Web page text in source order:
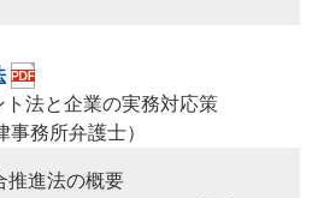
法と企業の実務対応策
事務所弁護士）
推進法の概要